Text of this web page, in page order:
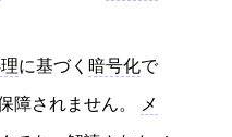
に基づく 暗号化で
障されません。 メ